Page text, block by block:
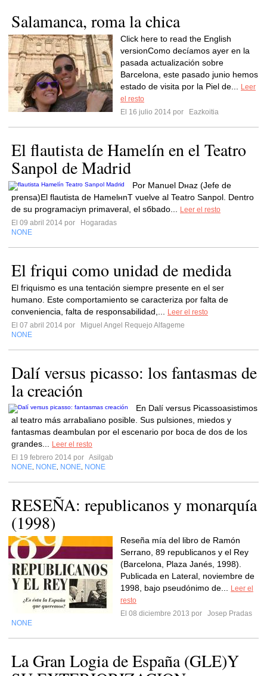
Salamanca, roma la chica
Click here to read the English
versionComo decíamos ayer en la
pasada actualización sobre
Barcelona, este pasado junio hemos
estado de visita por la Piel de...
Leer
el resto
El 16 julio 2014 por
Eazkoitia
El flautista de Hamelín en el Teatro
Sanpol de Madrid
Por Manuel Dнaz (Jefe de
prensa)El flautista de HamelнnТ vuelve al Teatro Sanpol. Dentro
de su programaciуn primaveral, el sбbado...
Leer el resto
El 09 abril 2014 por
Hogaradas
NONE
El friqui como unidad de medida
El friquismo es una tentación siempre presente en el ser
humano. Este comportamiento se caracteriza por falta de
conveniencia, falta de responsabilidad,...
Leer el resto
El 07 abril 2014 por
Miguel Angel Requejo Alfageme
NONE
Dalí versus picasso: los fantasmas de
la creación
En Dalí versus Picassoasistimos
al teatro más arrabaliano posible. Sus pulsiones, miedos y
fantasmas deambulan por el escenario por boca de dos de los
grandes...
Leer el resto
El 19 febrero 2014 por Asilgab
NONE NONE NONE NONE
RESEÑA: republicanos y monarquía
(1998)
Reseña mía del libro de Ramón
Serrano, 89 republicanos y el Rey
(Barcelona, Plaza Janés, 1998).
Publicada en Lateral, noviembre de
1998, bajo pseudónimo de...
Leer el
resto
El 08 diciembre 2013 por
Josep Pradas
NONE
La Gran Logia de España (GLE)Y